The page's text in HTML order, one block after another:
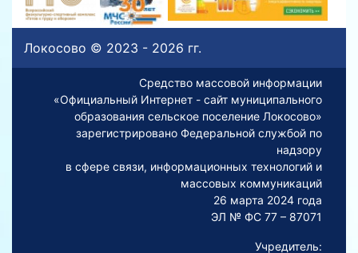
Локосово © 2023 - 2026 гг.
Средство массовой информации
«Официальный Интернет - сайт муниципального
образования сельское поселение Локосово»
зарегистрировано Федеральной службой по
надзору
в сфере связи, информационных технологий и
массовых коммуникаций
26 марта 2024 года
ЭЛ № ФС 77 – 87071
Учредитель: